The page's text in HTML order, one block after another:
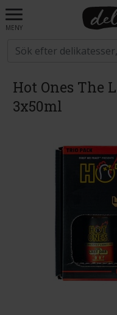
MENY
Hot Ones The
3x50ml